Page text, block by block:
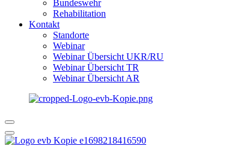
Bundeswehr
Rehabilitation
Kontakt
Standorte
Webinar
Webinar Übersicht UKR/RU
Webinar Übersicht TR
Webinar Übersicht AR